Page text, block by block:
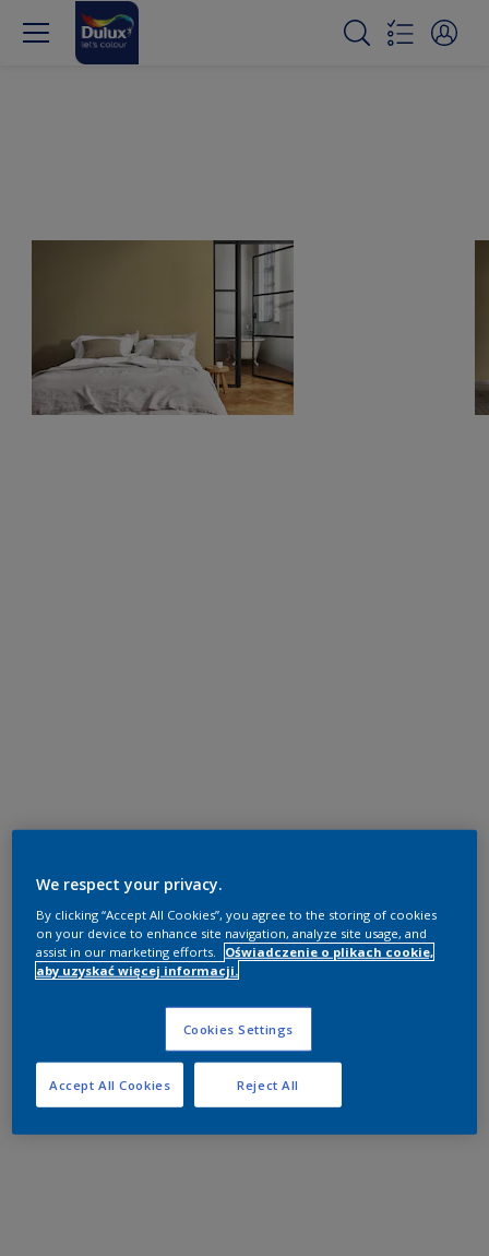
We respect your privacy.
By clicking “Accept All Cookies”, you agree to the storing of cookies
on your device to enhance site navigation, analyze site usage, and
assist in our marketing efforts.
Oświadczenie o plikach cookie,
aby uzyskać więcej informacji.
Cookies Settings
Reject All
Accept All Cookies